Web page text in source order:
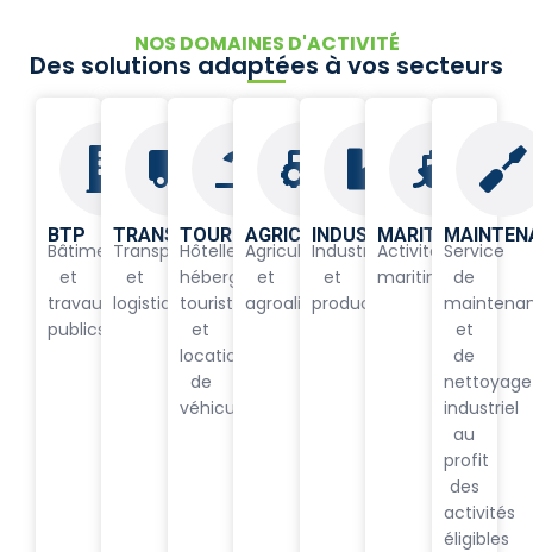
NOS DOMAINES D'ACTIVITÉ
Des solutions adaptées à vos secteurs
BTP
Bâtiment
et
travaux
publics
TRANSPORT
Transport
et
logistique
TOURISME
Hôtellerie,
hébergement
touristique
et
location
de
véhicule
AGRICULTURE
Agriculture
et
agroalimentaire
INDUSTRIE
Industrie
et
production
MARITIME
Activités
maritimes
Service
de
et
de
nettoyage
industriel
au
profit
des
activités
éligibles